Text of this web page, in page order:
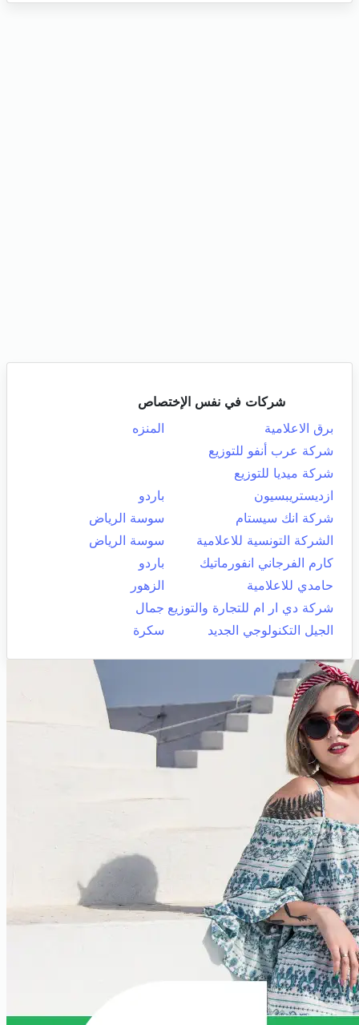
شركات في نفس الإختصاص
برق الاعلامية
المنزه
شركة عرب أنفو للتوزيع
شركة ميديا للتوزيع
ازديستريبسيون
باردو
شركة انك سيستام
سوسة الرياض
الشركة التونسية للاعلامية
سوسة الرياض
كارم الفرجاني انفورماتيك
باردو
حامدي للاعلامية
الزهور
شركة دي ار ام للتجارة والتوزيع جمال
الجيل التكنولوجي الجديد
سكرة